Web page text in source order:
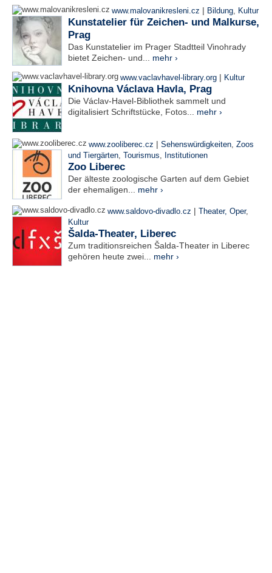
www.malovanikresleni.cz | Bildung, Kultur
Kunstatelier für Zeichen- und Malkurse,
Prag
Das Kunstatelier im Prager Stadtteil Vinohrady
bietet Zeichen- und... mehr ›
www.vaclavhavel-library.org | Kultur
Knihovna Václava Havla, Prag
Die Václav-Havel-Bibliothek sammelt und
digitalisiert Schriftstücke, Fotos... mehr ›
www.zooliberec.cz | Sehenswürdigkeiten, Zoos
und Tiergärten, Tourismus, Institutionen
Zoo Liberec
Der älteste zoologische Garten auf dem Gebiet
der ehemaligen... mehr ›
www.saldovo-divadlo.cz | Theater, Oper,
Kultur
Šalda-Theater, Liberec
Zum traditionsreichen Šalda-Theater in Liberec
gehören heute zwei... mehr ›